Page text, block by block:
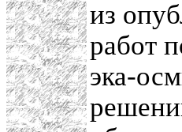
из
работ
эка-